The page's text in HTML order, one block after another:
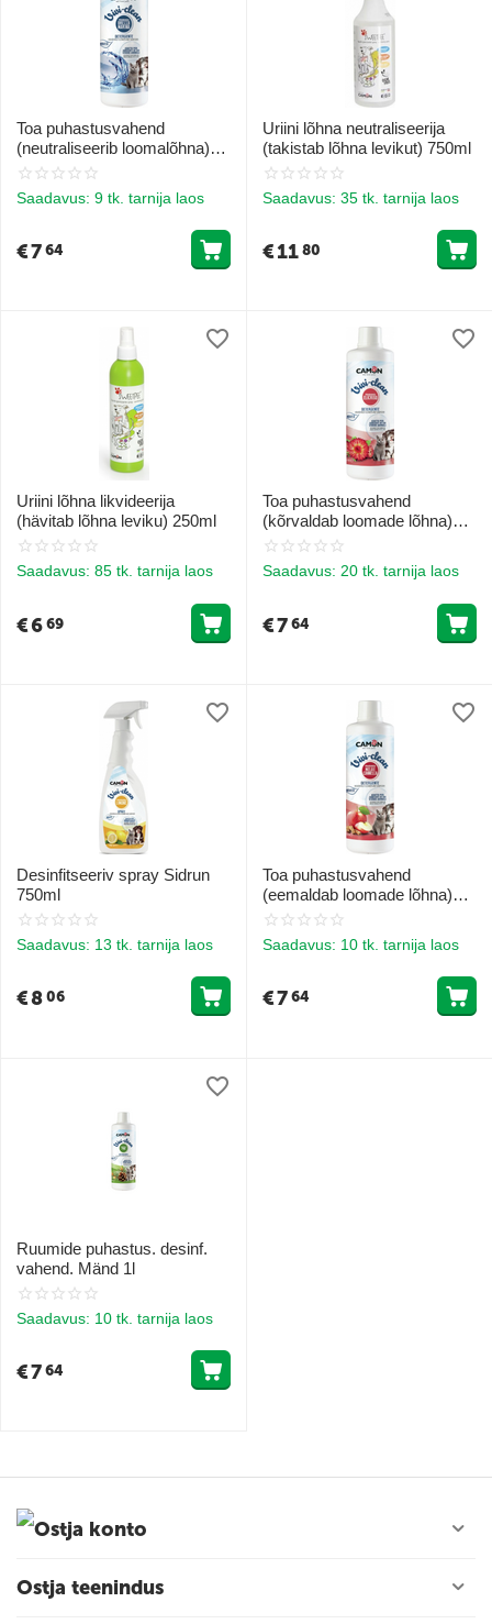
Toa puhastusvahend
(neutraliseerib loomalõhna)
Meretuul 1L
Saadavus: 9 tk. tarnija laos
€764
Uriini lõhna neutraliseerija
(takistab lõhna levikut) 750ml
Saadavus: 35 tk. tarnija laos
€1180
Uriini lõhna likvideerija
(hävitab lõhna leviku) 250ml
Saadavus: 85 tk. tarnija laos
€669
Toa puhastusvahend
(kõrvaldab loomade lõhna)
Elicrisio 1L
Saadavus: 20 tk. tarnija laos
€764
Desinfitseeriv spray Sidrun
750ml
Saadavus: 13 tk. tarnija laos
€806
Toa puhastusvahend
(eemaldab loomade lõhna)
Õun kaneeliga 1L
Saadavus: 10 tk. tarnija laos
€764
Ruumide puhastus. desinf.
vahend. Mänd 1l
Saadavus: 10 tk. tarnija laos
€764
Ostja konto
Ostja teenindus